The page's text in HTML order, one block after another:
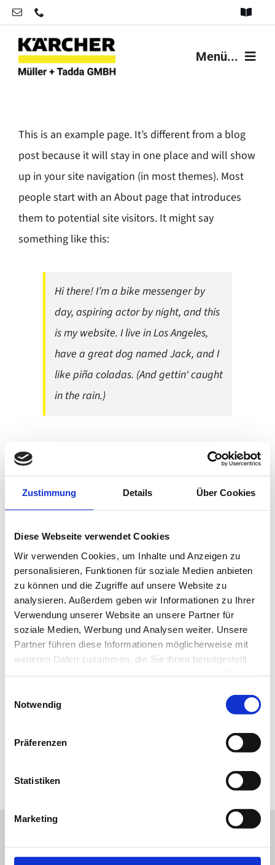
Zustimmung Details Über Cookies
Diese Webseite verwendet Cookies
Wir verwenden Cookies, um Inhalte und Anzeigen zu
personalisieren, Funktionen für soziale Medien anbieten
zu können und die Zugriffe auf unsere Website zu
analysieren. Außerdem geben wir Informationen zu Ihrer
Verwendung unserer Website an unsere Partner für
soziale Medien, Werbung und Analysen weiter. Unsere
Partner führen diese Informationen möglicherweise mit
weiteren Daten zusammen, die Sie ihnen bereitgestellt
Notwendig
Präferenzen
Statistiken
Marketing
Zum
Inhalt
springen
Toggle
Datenschutz
Impressum
Menü...
Angebote
Sortiment
Unternehmen
Kontakt
This is an example page. It’s different from a blog
post because it will stay in one place and will show
up in your site navigation (in most themes). Most
people start with an About page that introduces
them to potential site visitors. It might say
something like this:
Hi there! I’m a bike messenger by
day, aspiring actor by night, and this
is my website. I live in Los Angeles,
have a great dog named Jack, and I
like piña coladas. (And gettin‘ caught
in the rain.)
…or something like this:
The XYZ Doohickey Company was
providing quality doohickeys to the
public ever since. Located in Gotham
City, XYZ employs over 2,000 people
and does all kinds of awesome
things for the Gotham community.
As a new WordPress user, you should go toyour
dashboard
to delete this page and create new